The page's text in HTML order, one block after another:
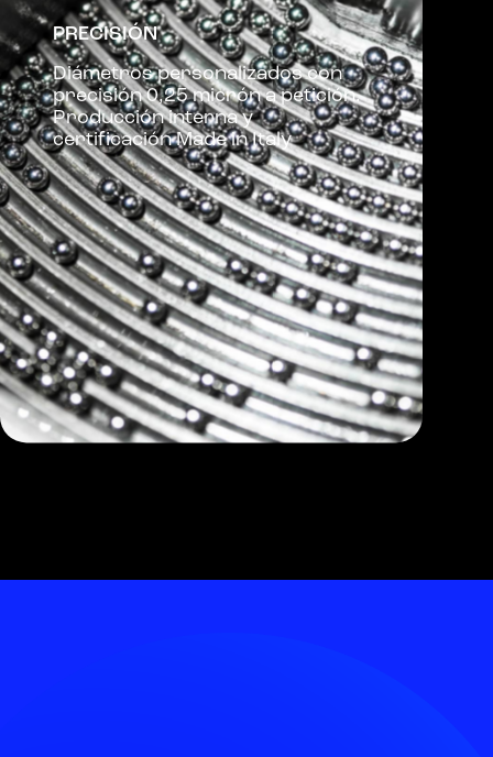
PRECISIÓN
Diámetros personalizados con
precisión 0,25 micrón a petición.
Producción interna y
certificación Made in Italy